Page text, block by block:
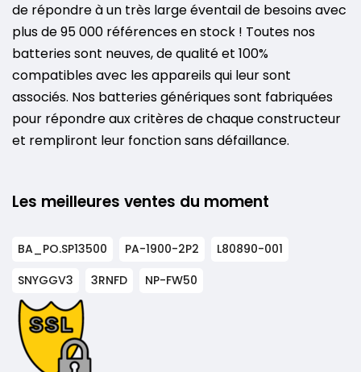
de répondre à un très large éventail de besoins avec
plus de 95 000 références en stock ! Toutes nos
batteries sont neuves, de qualité et 100%
compatibles avec les appareils qui leur sont
associés. Nos batteries génériques sont fabriquées
pour répondre aux critères de chaque constructeur
et rempliront leur fonction sans défaillance.
Les meilleures ventes du moment
BA_PO.SP13500 PA-1900-2P2
L80890-001
SNYGGV3
3RNFD NP-FW50